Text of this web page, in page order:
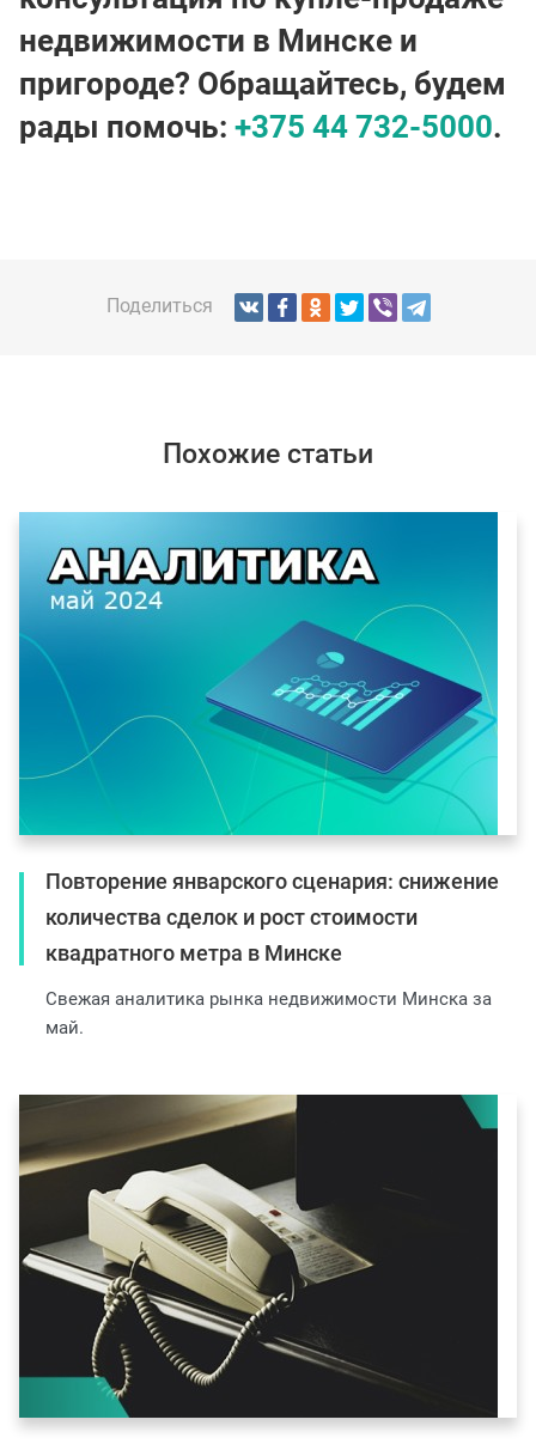
недвижимости в Минске и
пригороде? Обращайтесь, будем
рады помочь: +375 44 732-5000.
Поделиться
Похожие статьи
Повторение январского сценария: снижение
количества сделок и рост стоимости
квадратного метра в Минске
Свежая аналитика рынка недвижимости Минска за
май.